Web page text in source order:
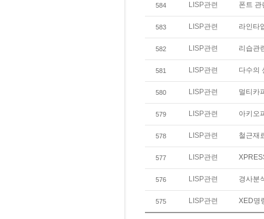
584 LISP관련 폰트
583 LISP관련 라인타
582 LISP관련 리습관
581 LISP관련 다수의
580 LISP관련 멀티카
579 LISP관련 아키오
578 LISP관련 철근재
577 LISP관련
576 LISP관련 경사분
575 LISP관련 XED명